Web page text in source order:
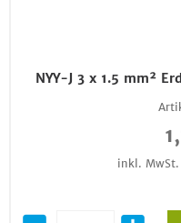
NYY-J 3 x 1.5 mm²
inkl. MwSt.